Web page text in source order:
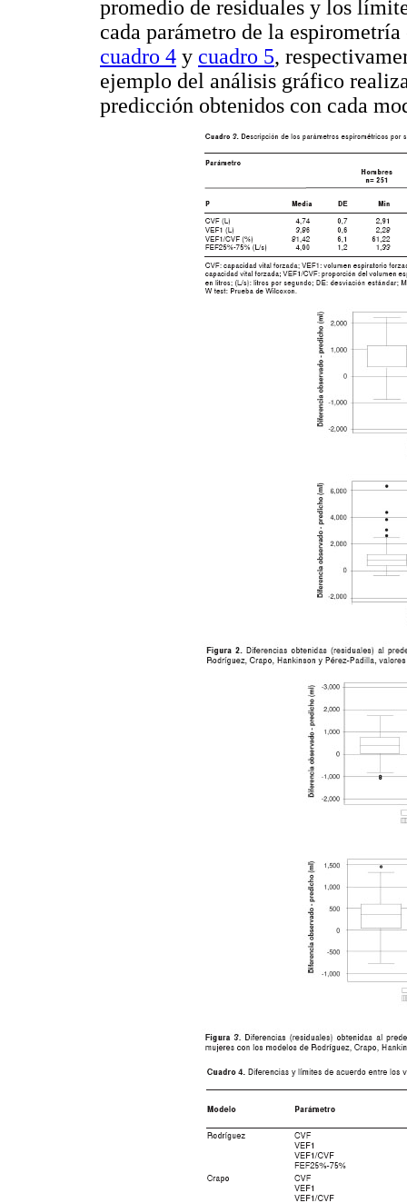
promedio de residuales y los
cada parámetro de la
cuadro 4 y cuadro 5,
ejemplo del análisis gráfico
predicción obtenidos con cada